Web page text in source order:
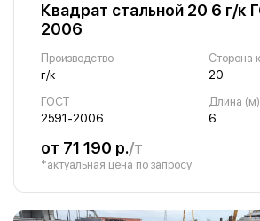
Квадрат стальной 20 6 г/к
2006
Производство
г/к
Сторона
20
ГОСТ
2591-2006
Длина (м)
6
от 71 190 р./т
*актуальная цена по запросу